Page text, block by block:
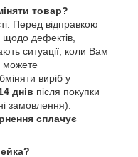
товар?
Перед відправкою
дефектів,
ситуації, коли Вам
можете
виріб у
днів після покупки
замовлення).
сплачує